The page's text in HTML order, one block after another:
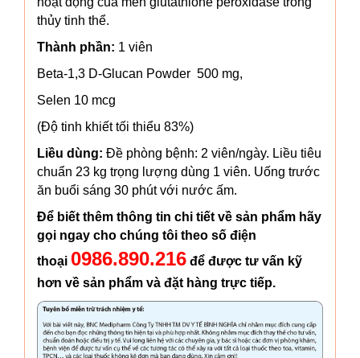
thủy tinh thể.
Thành phần: 1 viên
Beta-1,3 D-Glucan Powder 500 mg,
Selen 10 mcg
(Độ tinh khiết tối thiểu 83%)
Liều dùng: Đề phòng bệnh: 2 viên/ngày. Liều tiêu
chuẩn 23 kg trọng lượng dùng 1 viên. Uống trước
ăn buổi sáng 30 phút với nước ấm.
Để biết thêm thông tin chi tiết về sản phẩm hãy
gọi ngay cho chúng tôi theo số điện
thoại 0986.890.216 để được tư vấn kỹ
hơn về sản phẩm và đặt hàng trực tiếp.